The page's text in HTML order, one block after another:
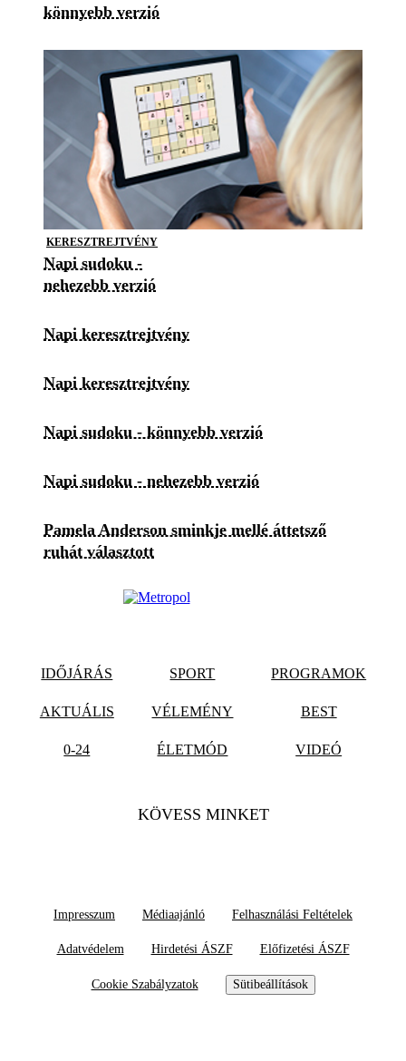
könnyebb verzió
KERESZTREJTVÉNY
Napi sudoku -
nehezebb verzió
Napi keresztrejtvény
Napi keresztrejtvény
Napi sudoku - könnyebb verzió
Napi sudoku - nehezebb verzió
Pamela Anderson sminkje mellé áttetsző
ruhát választott
IDŐJÁRÁS SPORT PROGRAMOK
AKTUÁLIS VÉLEMÉNY BEST
0-24 ÉLETMÓD VIDEÓ
KÖVESS MINKET
Impresszum Médiaajánló Felhasználási Feltételek
Adatvédelem Hirdetési ÁSZF Előfizetési ÁSZF
Cookie Szabályzatok Sütibeállítások